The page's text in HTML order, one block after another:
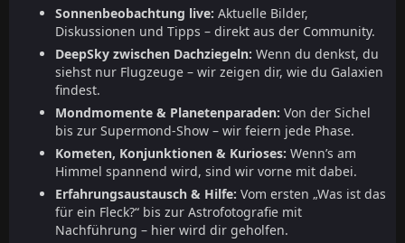
Sonnenbeobachtung live: Aktuelle Bilder,
Diskussionen und Tipps – direkt aus der Community.
DeepSky zwischen Dachziegeln: Wenn du denkst, du
siehst nur Flugzeuge – wir zeigen dir, wie du Galaxien
findest.
Mondmomente & Planetenparaden: Von der Sichel
bis zur Supermond-Show – wir feiern jede Phase.
Kometen, Konjunktionen & Kurioses: Wenn’s am
Himmel spannend wird, sind wir vorne mit dabei.
Erfahrungsaustausch & Hilfe: Vom ersten „Was ist das
für ein Fleck?“ bis zur Astrofotografie mit
Nachführung – hier wird dir geholfen.